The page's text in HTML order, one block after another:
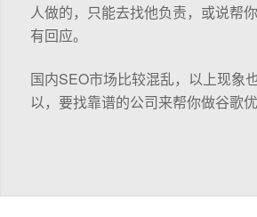
人做的，只能去找他负责，或说帮
有回应。
国内SEO市场比较混乱，以上现象
以，要找靠谱的公司来帮你做谷歌优